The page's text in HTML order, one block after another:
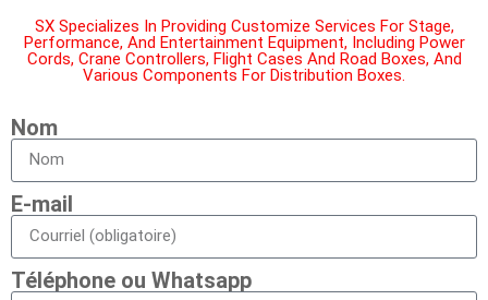
SX Specializes In Providing Customize Services For Stage,
Performance, And Entertainment Equipment, Including Power
Cords, Crane Controllers, Flight Cases And Road Boxes, And
Various Components For Distribution Boxes.
Nom
E-mail
Téléphone ou Whatsapp